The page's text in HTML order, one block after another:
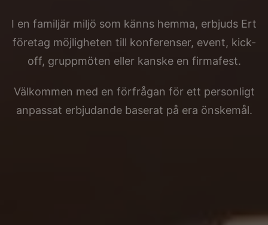
I en familjär miljö som känns hemma, erbjuds Ert
företag möjligheten till konferenser, event, kick-
off, gruppmöten eller kanske en firmafest.
Välkommen med en förfrågan för ett personligt
anpassat erbjudande baserat på era önskemål.